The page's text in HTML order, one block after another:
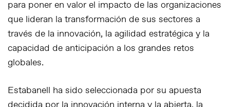
para poner en valor el impacto de las organizaciones
que lideran la transformación de sus sectores a
través de la innovación, la agilidad estratégica y la
capacidad de anticipación a los grandes retos
globales.
Estabanell ha sido seleccionada por su apuesta